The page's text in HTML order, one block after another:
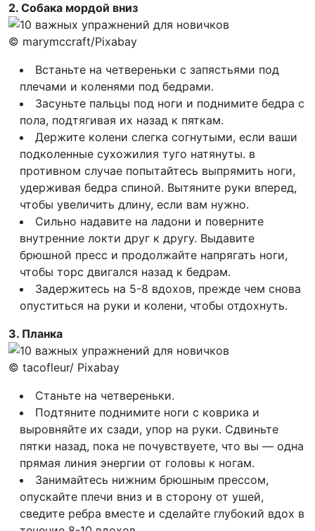
2. Собака мордой вниз
© marymccraft/Pixabay
Встаньте на четвереньки с запястьями под
плечами и коленями под бедрами.
Засуньте пальцы под ноги и поднимите бедра с
пола, подтягивая их назад к пяткам.
Держите колени слегка согнутыми, если ваши
подколенные сухожилия туго натянуты. в
противном случае попытайтесь выпрямить ноги,
удерживая бедра спиной. Вытяните руки вперед,
чтобы увеличить длину, если вам нужно.
Сильно надавите на ладони и поверните
внутренние локти друг к другу. Выдавите
брюшной пресс и продолжайте напрягать ноги,
чтобы торс двигался назад к бедрам.
Задержитесь на 5-8 вдохов, прежде чем снова
опуститься на руки и колени, чтобы отдохнуть.
3. Планка
© tacofleur/ Pixabay
Станьте на четвереньки.
Подтяните поднимите ноги с коврика и
выровняйте их сзади, упор на руки. Сдвиньте
пятки назад, пока не почувствуете, что вы — одна
прямая линия энергии от головы к ногам.
Занимайтесь нижним брюшным прессом,
опускайте плечи вниз и в сторону от ушей,
сведите ребра вместе и сделайте глубокий вдох в